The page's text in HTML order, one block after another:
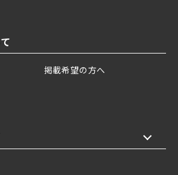
掲載希望の方へ